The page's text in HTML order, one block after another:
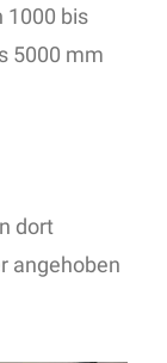
1000 bis
5000 mm
dort
angehoben